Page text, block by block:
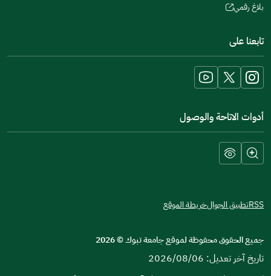
بلاغ رقمي
(opens
new
window)
تابعنا على
أدوات الاتاحة والوصول
RSSتطبيق الجوالخريطة الموقع
جميع الحقوق محفوظة لموقع جامعة تبوك©
2026
تاريخ آخر تعديل: 2026/08/06